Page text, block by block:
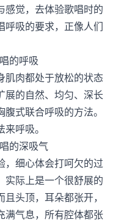
感觉，去体验歌唱时的
呼吸的要求，正像人们
的呼吸
肉都处于放松的状态
展的自然、均匀、深长
式联合呼吸的方法。
呼吸。
的深吸气
细心体会打呵欠的过
实际上是一个很舒展的
头顶，耳朵都张开，
满气息，所有腔体都张